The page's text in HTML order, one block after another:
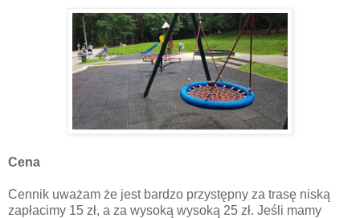
Cena
Cennik uważam że jest bardzo przystępny za trasę niską
zapłacimy 15 zł, a za wysoką wysoką 25 zł. Jeśli mamy